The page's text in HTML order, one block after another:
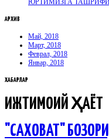
ЮРТИМИЗГА
АРХИВ
Май, 2018
Март, 2018
Феврал, 2018
Январ, 2018
ХАБАРЛАР
ИЖТИМОИЙ ҲАЁТ
"САХОВАТ"